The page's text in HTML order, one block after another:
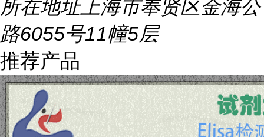
所在地址上海市奉贤区金海公
路6055号11幢5层
推荐产品